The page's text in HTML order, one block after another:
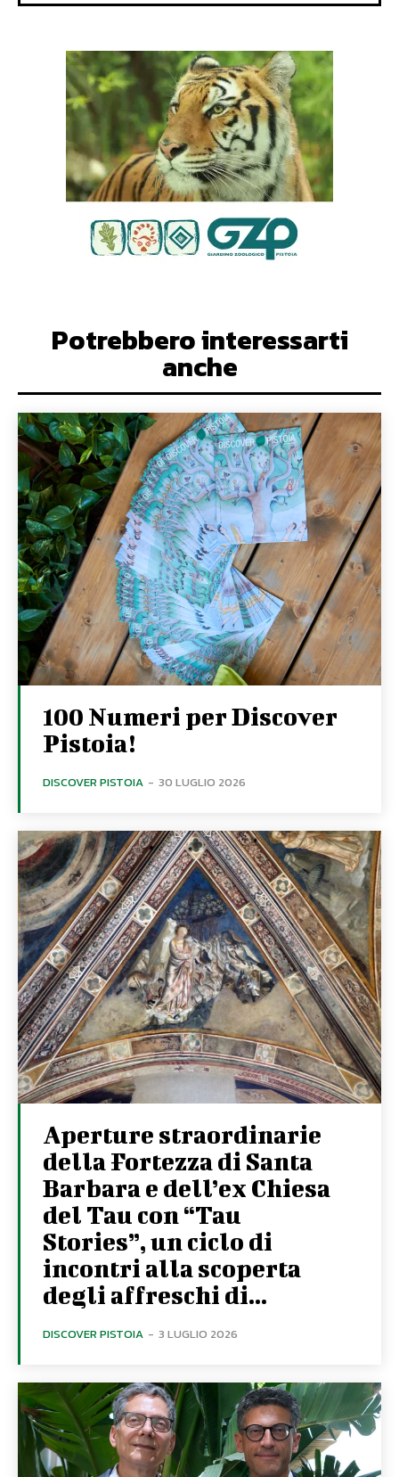
Potrebbero interessarti
anche
100 Numeri per Discover
Pistoia!
DISCOVER PISTOIA - 30 LUGLIO 2026
Aperture straordinarie
della Fortezza di Santa
Barbara e dell’ex Chiesa
del Tau con “Tau
Stories”, un ciclo di
incontri alla scoperta
degli affreschi di...
DISCOVER PISTOIA - 3 LUGLIO 2026